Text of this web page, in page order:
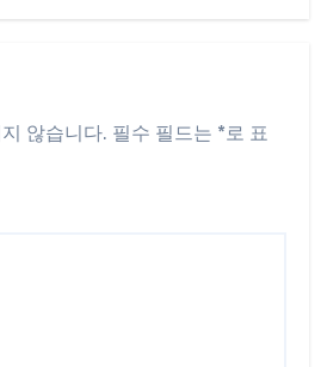
않습니다. 필수 필드는 *로 표